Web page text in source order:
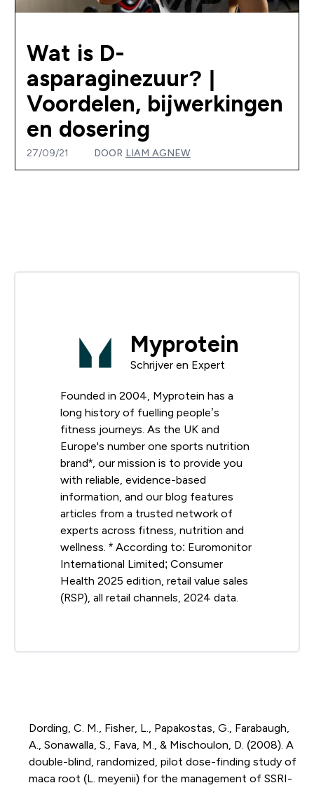
Wat is D-
asparaginezuur? |
Voordelen, bijwerkingen
en dosering
27/09/21 DOOR LIAM AGNEW
Myprotein
Schrijver en Expert
Founded in 2004, Myprotein has a
long history of fuelling people’s
fitness journeys. As the UK and
Europe's number one sports nutrition
brand*, our mission is to provide you
with reliable, evidence-based
information, and our blog features
articles from a trusted network of
experts across fitness, nutrition and
wellness. * According to: Euromonitor
International Limited; Consumer
Health 2025 edition, retail value sales
(RSP), all retail channels, 2024 data.
Dording, C. M., Fisher, L., Papakostas, G., Farabaugh,
A., Sonawalla, S., Fava, M., & Mischoulon, D. (2008). A
double-blind, randomized, pilot dose-finding study of
maca root (L. meyenii) for the management of SSRI-